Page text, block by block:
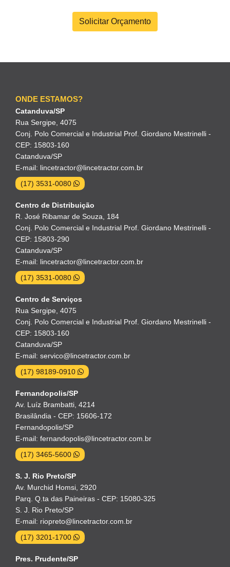
Solicitar Orçamento
ONDE ESTAMOS?
Catanduva/SP
Rua Sergipe, 4075
Conj. Polo Comercial e Industrial Prof. Giordano Mestrinelli -
CEP: 15803-160
Catanduva/SP
E-mail: lincetractor@lincetractor.com.br
(17) 3531-0080
Centro de Distribuição
R. José Ribamar de Souza, 184
Conj. Polo Comercial e Industrial Prof. Giordano Mestrinelli -
CEP: 15803-290
Catanduva/SP
E-mail: lincetractor@lincetractor.com.br
(17) 3531-0080
Centro de Serviços
Rua Sergipe, 4075
Conj. Polo Comercial e Industrial Prof. Giordano Mestrinelli -
CEP: 15803-160
Catanduva/SP
E-mail: servico@lincetractor.com.br
(17) 98189-0910
Fernandopolis/SP
Av. Luíz Brambatti, 4214
Brasilândia - CEP: 15606-172
Fernandopolis/SP
E-mail: fernandopolis@lincetractor.com.br
(17) 3465-5600
S. J. Rio Preto/SP
Av. Murchid Homsi, 2920
Parq. Q.ta das Paineiras - CEP: 15080-325
S. J. Rio Preto/SP
E-mail: riopreto@lincetractor.com.br
(17) 3201-1700
Pres. Prudente/SP